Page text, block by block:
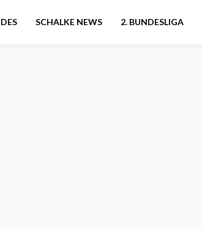
SCHALKE NEWS 2. BUNDESLIGA